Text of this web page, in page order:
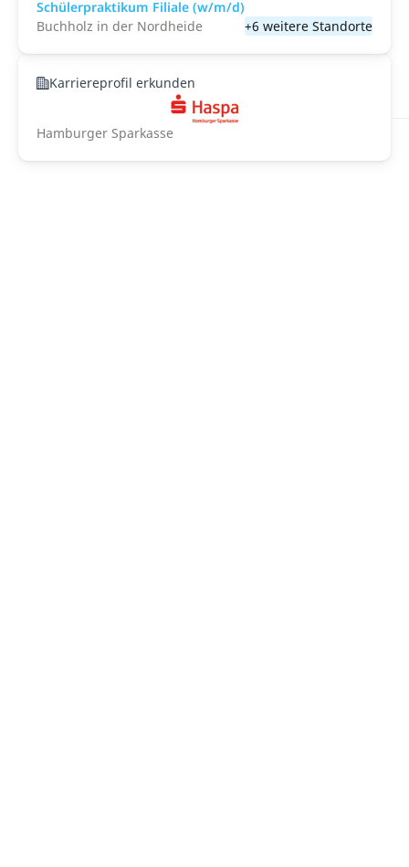
Schülerpraktikum Filiale (w/m/d)
Buchholz in der Nordheide
+6 weitere Standorte
Karriereprofil erkunden
Hamburger Sparkasse